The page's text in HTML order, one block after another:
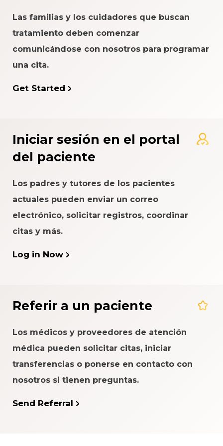
Las familias y los cuidadores que buscan
tratamiento deben comenzar
comunicándose con nosotros para programar
una cita.
Get Started
Iniciar sesión en el portal
del paciente
Los padres y tutores de los pacientes
actuales pueden enviar un correo
electrónico, solicitar registros, coordinar
citas y más.
Log in Now
Referir a un paciente
Los médicos y proveedores de atención
médica pueden solicitar citas, iniciar
transferencias o ponerse en contacto con
nosotros si tienen preguntas.
Send Referral